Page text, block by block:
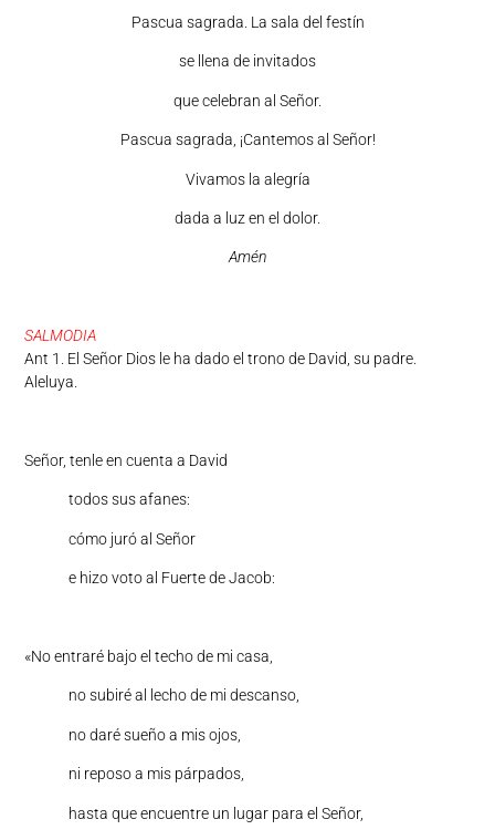
Pascua sagrada. La sala del festín
se llena de invitados
que celebran al Señor.
Pascua sagrada, ¡Cantemos al Señor!
Vivamos la alegría
dada a luz en el dolor.
Amén
SALMODIA
Ant 1. El Señor Dios le ha dado el trono de David, su padre.
Aleluya.
Señor, tenle en cuenta a David
todos sus afanes:
cómo juró al Señor
e hizo voto al Fuerte de Jacob:
«No entraré bajo el techo de mi casa,
no subiré al lecho de mi descanso,
no daré sueño a mis ojos,
ni reposo a mis párpados,
hasta que encuentre un lugar para el Señor,